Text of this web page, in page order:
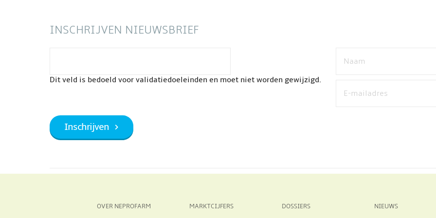
INSCHRIJVEN NIEUWSBRIEF
Dit veld is bedoeld voor validatiedoeleinden en moet niet worden gewijzigd.
OVER NEPROFARM MARKTCIJFERS DOSSIERS NIEUWS